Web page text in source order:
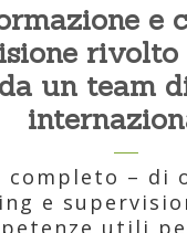
e
un team
– di
e
utili